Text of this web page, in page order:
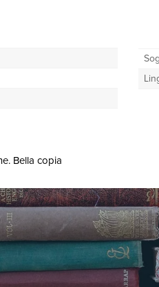
Bella copia